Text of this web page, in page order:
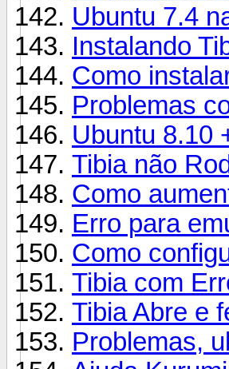
Ubuntu 7.4
Instalando
Como
Problemas
Ubuntu 8.10
Tibia não
Como
Erro para
Como
Tibia com
Tibia Abre e
Problemas,